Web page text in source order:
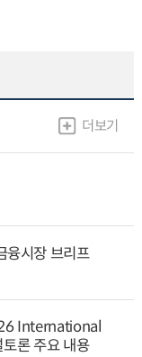
더보기
융시장 브리프
International
론 주요 내용